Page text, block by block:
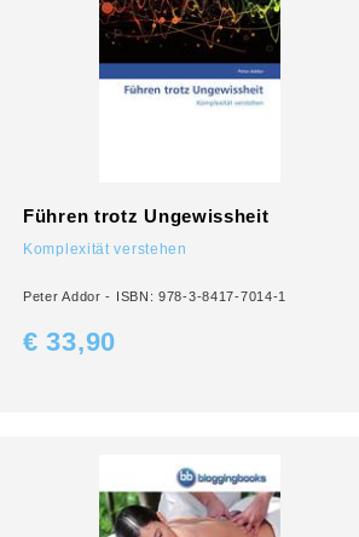
Führen trotz Ungewissheit
Komplexität verstehen
Peter Addor - ISBN: 978-3-8417-7014-1
€ 33,90